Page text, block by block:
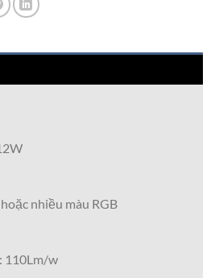
nhiều màu RGB
110Lm/w